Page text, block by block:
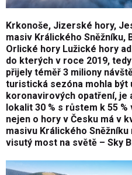
Krkonoše, Jizerské hory,
masiv Králického Sněžníku,
Orlické hory Lužické hory
do kterých v roce 2019,
přijely téměř 3 miliony
turistická sezóna mohla být
koronavirových opatření, je
lokalit 30 % s růstem k 55
nejen o hory v Česku má v
masivu Králického
visutý most na světě – Sky